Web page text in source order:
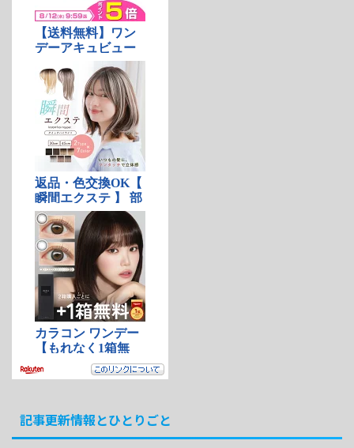
記事更新情報とひとりごと